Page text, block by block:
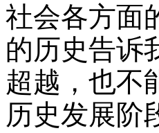
社会各方面
的历史告诉
超越，也不
历史发展阶